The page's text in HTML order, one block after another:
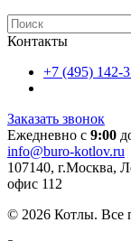
Контакты
+7 (495) 142-
Заказать звонок
Ежедневно с 9:00
info@buro-kotlov.ru
107140, г.Москва,
офис 112
© 2026 Котлы. Все